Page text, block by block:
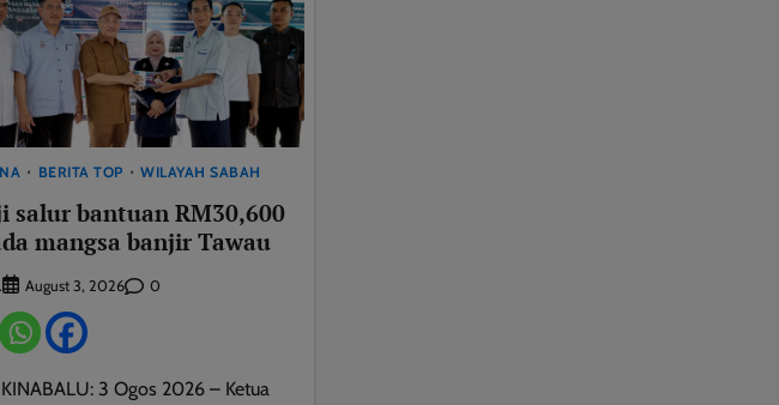
BERITA TOP WILAYAH SABAH
salur bantuan RM30,600
mangsa banjir Tawau
August 3, 2026 0
3 Ogos 2026 – Ketua
seconds